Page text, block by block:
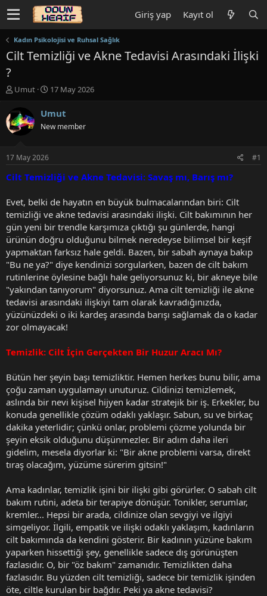
Giriş yap Kayıt ol
Kadın Psikolojisi ve Ruhsal Sağlık
Cilt Temizliği ve Akne Tedavisi Arasındaki İlişki
?
K
n
u
y
b
a
ş
t
a
n
Umut
B
ş
a
ı
ç
r
i
h
i
17 May 2026
Umut
New member
17 May 2026 #1
Cilt Temizliği ve Akne Tedavisi: Savaş mı, Barış mı?
Evet, belki de hayatın en büyük bulmacalarından biri: Cilt
temizliği ve akne tedavisi arasındaki ilişki. Cilt bakımının her
gün yeni bir trendle karşımıza çıktığı şu günlerde, hangi
ürünün doğru olduğunu bilmek neredeyse bilimsel bir keşif
yapmaktan farksız hale geldi. Bazen, bir sabah aynaya bakıp
"Bu ne ya?" diye kendinizi sorgularken, bazen de cilt bakım
rutinlerine öylesine bağlı hale geliyorsunuz ki, bir akneye bile
"yakından tanıyorum" diyorsunuz. Ama cilt temizliği ile akne
tedavisi arasındaki ilişkiyi tam olarak kavradığınızda,
yüzünüzdeki o iki kardeş arasında barışı sağlamak da o kadar
zor olmayacak!
Temizlik: Cilt İçin Gerçekten Bir Huzur Aracı Mı?
Bütün her şeyin başı temizliktir. Hemen herkes bunu bilir, ama
çoğu zaman uygulamayı unuturuz. Cildinizi temizlemek,
aslında bir nevi kişisel hijyen kadar stratejik bir iş. Erkekler, bu
konuda genellikle çözüm odaklı yaklaşır. Sabun, su ve birkaç
dakika yeterlidir; çünkü onlar, problemi çözme yolunda bir
şeyin eksik olduğunu düşünmezler. Bir adım daha ileri
gidelim, mesela diyorlar ki: "Bir akne problemi varsa, direkt
tıraş olacağım, yüzüme sürerim gitsin!"
Ama kadınlar, temizlik işini bir ilişki gibi görürler. O sabah cilt
bakım rutini, adeta bir terapiye dönüşür. Tonikler, serumlar,
kremler... Hepsi bir arada, cildinize olan sevgiyi ve ilgiyi
simgeliyor. İlgili, empatik ve ilişki odaklı yaklaşım, kadınların
cilt bakımında da kendini gösterir. Bir kadının yüzüne bakım
yaparken hissettiği şey, genellikle sadece dış görünüşten
fazlasıdır. O, bir "öz bakım" zamanıdır. Temizlikten daha
fazlasıdır. Bu yüzden cilt temizliği, sadece bir temizlik işinden
öte, ciltle kurulan bir bağdır. Peki ya akne tedavisi?